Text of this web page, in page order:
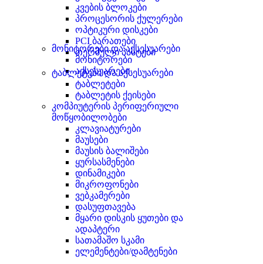
კვების ბლოკები
პროცესორის ქულერები
ოპტიკური დისკები
PCI ბარათები
თერმული პასტები
მონიტორები და აქსესუარები
მონიტორები
აქსესუარები
ტაბლეტები და აქსესუარები
ტაბლეტები
ტაბლეტის ქეისები
კომპიუტერის პერიფერიული
მოწყობილობები
კლავიატურები
მაუსები
მაუსის ბალიშები
ყურსასმენები
დინამიკები
მიკროფონები
ვებკამერები
დასუფთავება
მყარი დისკის ყუთები და
ადაპტერი
სათამაშო სკამი
ელემენტები/დამტენები